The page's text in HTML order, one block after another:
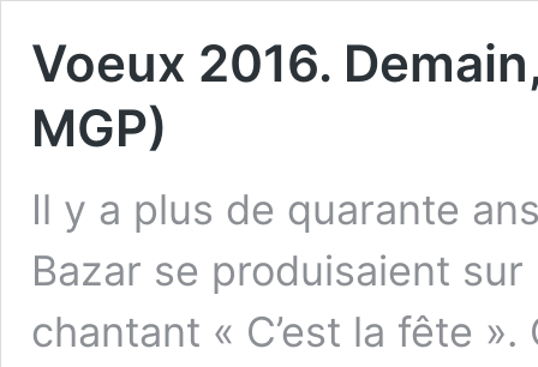
Voeux 2016.
MGP)
Il y a plus de quarante
Bazar se produisaient
chantant « C’est la fête